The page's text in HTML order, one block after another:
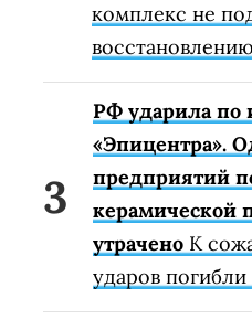
комплекс не
РФ ударила по
«Эпицентра».
предприятий
керамической
утрачено К
ударов